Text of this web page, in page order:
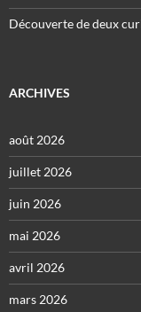
Découverte de deux
ARCHIVES
août 2026
juillet 2026
juin 2026
mai 2026
avril 2026
mars 2026